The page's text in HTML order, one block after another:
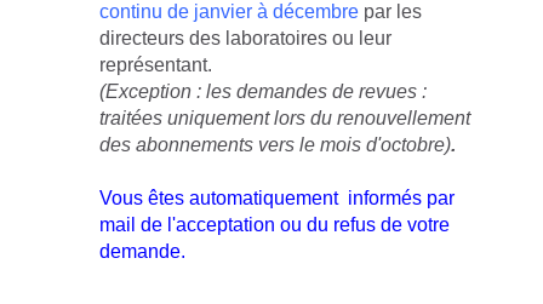
continu de janvier à décembre par les
directeurs des laboratoires ou leur
représentant.
(Exception : les demandes de revues :
traitées uniquement lors du renouvellement
des abonnements vers le mois d'octobre).
Vous êtes automatiquement informés par
mail de l'acceptation ou du refus de votre
demande.